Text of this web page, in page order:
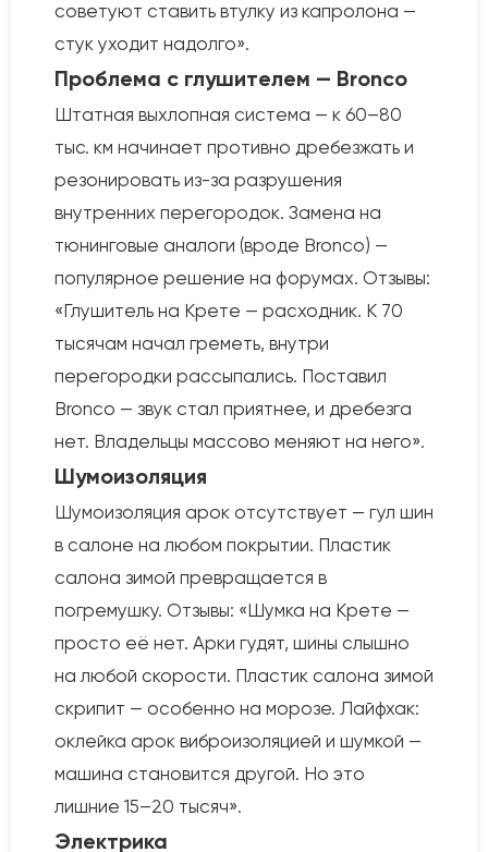
советуют ставить втулку из капролона —
стук уходит надолго».
Проблема с глушителем — Bronco
Штатная выхлопная система — к 60–80
тыс. км начинает противно дребезжать и
резонировать из-за разрушения
внутренних перегородок. Замена на
тюнинговые аналоги (вроде Bronco) —
популярное решение на форумах. Отзывы:
«Глушитель на Крете — расходник. К 70
тысячам начал греметь, внутри
перегородки рассыпались. Поставил
Bronco — звук стал приятнее, и дребезга
нет. Владельцы массово меняют на него».
Шумоизоляция
Шумоизоляция арок отсутствует — гул шин
в салоне на любом покрытии. Пластик
салона зимой превращается в
погремушку. Отзывы: «Шумка на Крете —
просто её нет. Арки гудят, шины слышно
на любой скорости. Пластик салона зимой
скрипит — особенно на морозе. Лайфхак:
оклейка арок виброизоляцией и шумкой —
машина становится другой. Но это
лишние 15–20 тысяч».
Электрика